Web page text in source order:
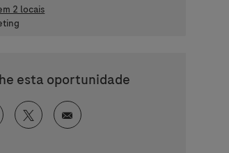
2 locais
esta oportunidade
via LinkedIn
Compartilhar via Facebook
Compartilhar via twitter
Compartilhar via e-mail